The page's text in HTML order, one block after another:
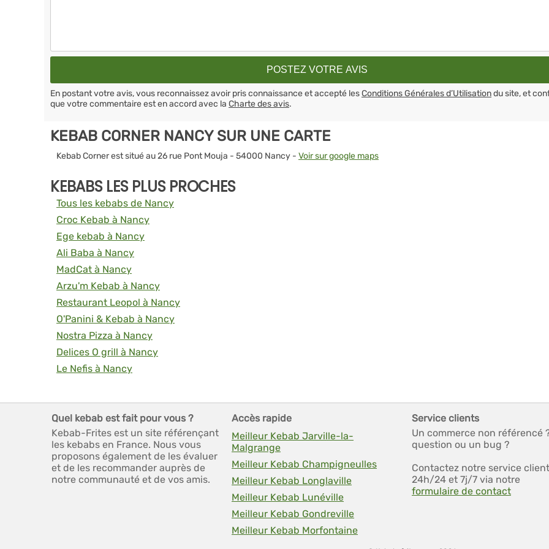
En postant votre avis, vous reconnaissez avoir pris connaissance et accepté lesConditions Générales d’Utilisationdu site, et
que votre commentaire est en accord avec la Charte des avis.
KEBAB CORNER NANCY SUR UNE CARTE
Kebab Corner est situé au 26 rue Pont Mouja - 54000 Nancy - Voir sur google maps
KEBABS LES PLUS PROCHES
Tous les kebabs de Nancy
Croc Kebab à Nancy
Ege kebab à Nancy
Ali Baba à Nancy
MadCat à Nancy
Arzu'm Kebab à Nancy
Restaurant Leopol à Nancy
O'Panini & Kebab à Nancy
Nostra Pizza à Nancy
Delices O grill à Nancy
Le Nefis à Nancy
Quel kebab est fait pour vous ?
Kebab-Frites est un site référençant
les kebabs en France. Nous vous
proposons également de les évaluer
et de les recommander auprès de
notre communauté et de vos amis.
Accès rapide
Meilleur Kebab Jarville-la-
Malgrange
Meilleur Kebab Champigneulles
Meilleur Kebab Longlaville
Meilleur Kebab Lunéville
Meilleur Kebab Gondreville
Meilleur Kebab Morfontaine
Service clients
Un commerce non référencé
question ou un bug ?
Contactez notre service client
24h/24 et 7j/7 via notre
formulaire de contact